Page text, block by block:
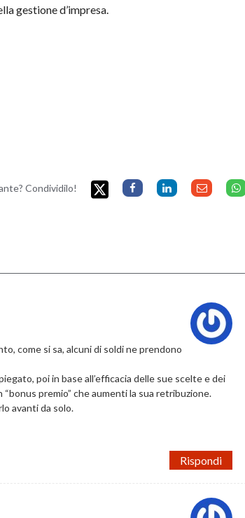
gestione d’impresa.
Condividilo!
come si sa, alcuni di soldi ne prendono
poi in base all’efficacia delle sue scelte e dei
premio” che aumenti la sua retribuzione.
avanti da solo.
Rispondi